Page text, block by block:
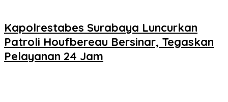
Kapolrestabes Surabaya Luncurkan
Patroli Houfbereau Bersinar, Tegaskan
Pelayanan 24 Jam